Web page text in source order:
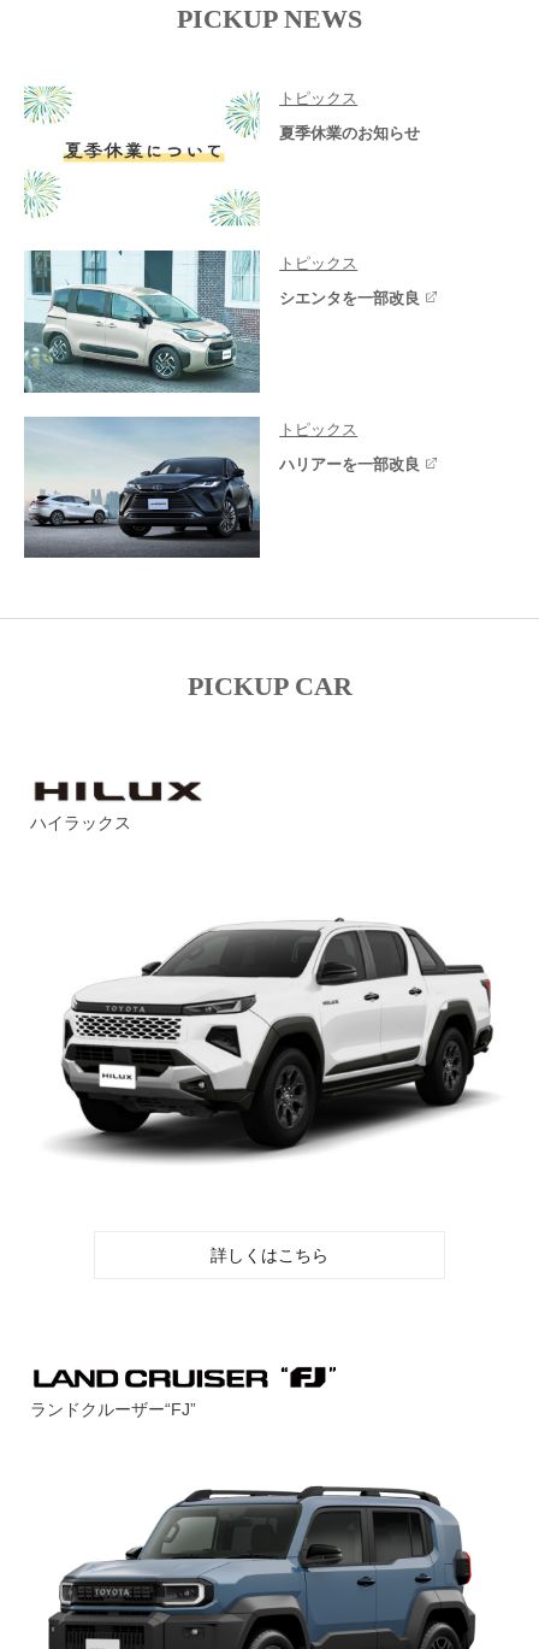
PICKUP NEWS
トピックス
夏季休業のお知らせ
トピックス
シエンタを一部改良
トピックス
ハリアーを一部改良
PICKUP CAR
ハイラックス
詳しくはこちら
ランドクルーザー“FJ”